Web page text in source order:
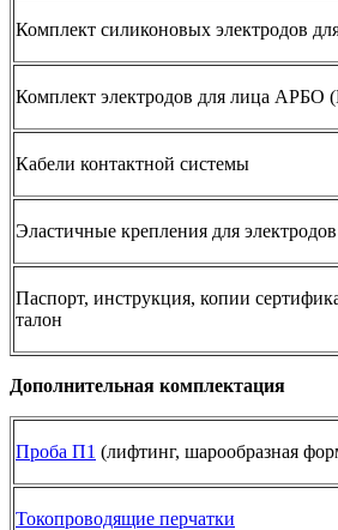
Комплект силиконовых электродов
Комплект электродов для лица АРБО
Кабели контактной системы
Эластичные крепления для электродов
Паспорт, инструкция, копии
талон
Дополнительная комплектация
Проба П1 (лифтинг, шарообразная
Токопроводящие перчатки